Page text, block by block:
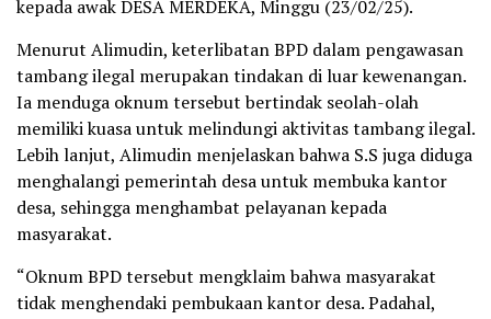
kepada awak DESA MERDEKA, Minggu (23/02/25).
Menurut Alimudin, keterlibatan BPD dalam pengawasan
tambang ilegal merupakan tindakan di luar kewenangan.
Ia menduga oknum tersebut bertindak seolah-olah
memiliki kuasa untuk melindungi aktivitas tambang ilegal.
Lebih lanjut, Alimudin menjelaskan bahwa S.S juga diduga
menghalangi pemerintah desa untuk membuka kantor
desa, sehingga menghambat pelayanan kepada
masyarakat.
“Oknum BPD tersebut mengklaim bahwa masyarakat
tidak menghendaki pembukaan kantor desa. Padahal,